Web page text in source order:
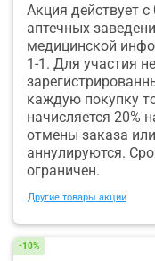
Акция действует
аптечных
медицинской
1-1. Для участия
каждую покупку
начисляется 20%
отмены заказа
аннулируются.
ограничен.
Другие товары акции
-10%